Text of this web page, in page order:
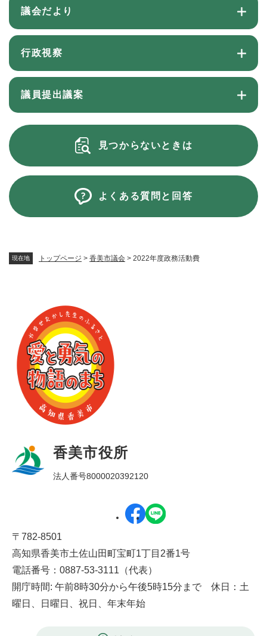
現在地 トップページ > 香美市議会 > 2022年度政務活動費
議会だより
行政視察
議員提出議案
見つからないときは
よくある質問と回答
香美市役所
法人番号8000020392120
〒782-8501
高知県香美市土佐山田町宝町1丁目2番1号
電話番号：0887-53-3111（代表）
開庁時間: 午前8時30分から午後5時15分まで 休日：土
曜日、日曜日、祝日、年末年始